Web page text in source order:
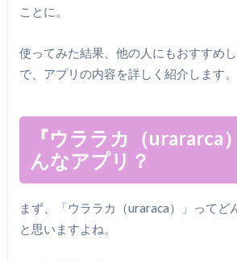
ことに。
使ってみた結果、他の人にもおすすめ
で、アプリの内容を詳しく紹介します。
『ウララカ（urararca
んなアプリ？
まず、「ウララカ（uraraca）」ってど
と思いますよね。